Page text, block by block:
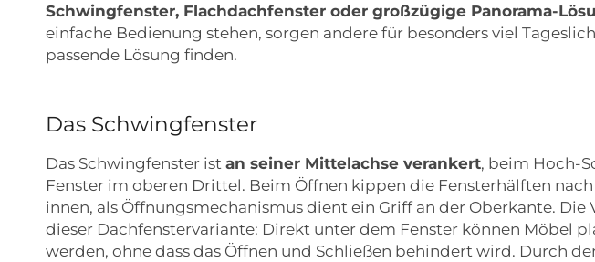
Schwingfenster, Flachdachfenster oder großzügige Panorama-
einfache Bedienung stehen, sorgen andere für besonders viel
passende Lösung finden.
Das Schwingfenster
Das Schwingfenster ist an seiner Mittelachse verankert, beim Hoch-
Fenster im oberen Drittel. Beim Öffnen kippen die Fensterhälften
innen, als Öffnungsmechanismus dient ein Griff an der Oberkante. Die
dieser Dachfenstervariante: Direkt unter dem Fenster können Möbel
werden, ohne dass das Öffnen und Schließen behindert wird. Durch